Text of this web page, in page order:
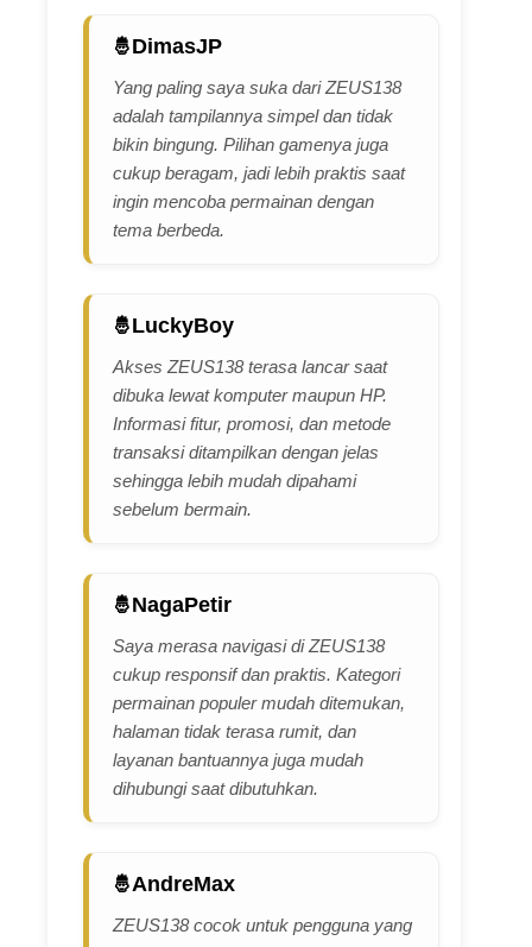
DimasJP
Yang paling saya suka dari ZEUS138
adalah tampilannya simpel dan tidak
bikin bingung. Pilihan gamenya juga
cukup beragam, jadi lebih praktis saat
ingin mencoba permainan dengan
tema berbeda.
LuckyBoy
Akses ZEUS138 terasa lancar saat
dibuka lewat komputer maupun HP.
Informasi fitur, promosi, dan metode
transaksi ditampilkan dengan jelas
sehingga lebih mudah dipahami
sebelum bermain.
NagaPetir
Saya merasa navigasi di ZEUS138
cukup responsif dan praktis. Kategori
permainan populer mudah ditemukan,
halaman tidak terasa rumit, dan
layanan bantuannya juga mudah
dihubungi saat dibutuhkan.
AndreMax
ZEUS138 cocok untuk pengguna yang